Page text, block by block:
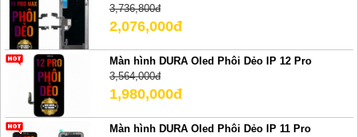
3,736,800đ
2,076,000đ
Màn hình DURA Oled Phôi Dẻo IP 12 Pro
3,564,000đ
1,980,000đ
Màn hình DURA Oled Phôi Dẻo IP 11 Pro